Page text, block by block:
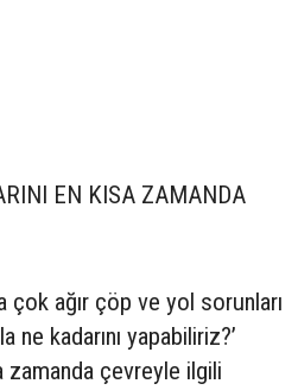
EN KISA ZAMANDA
çok ağır çöp ve yol sorunları
ne kadarını yapabiliriz?’
zamanda çevreyle ilgili